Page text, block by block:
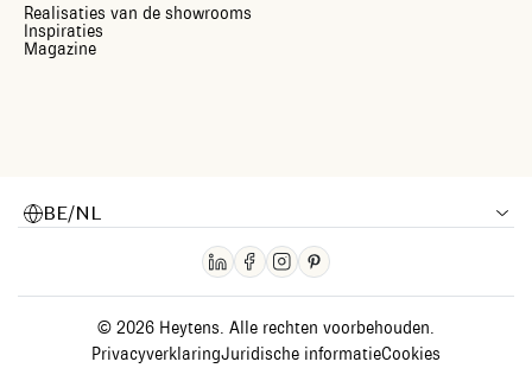
Realisaties van de showrooms
Inspiraties
Magazine
BE/NL
© 2026 Heytens. Alle rechten voorbehouden.
PrivacyverklaringJuridische informatieCookies